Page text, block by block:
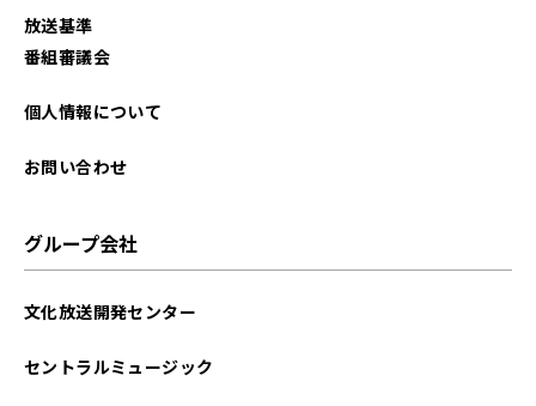
放送基準
番組審議会
個人情報について
お問い合わせ
グループ会社
文化放送開発センター
セントラルミュージック